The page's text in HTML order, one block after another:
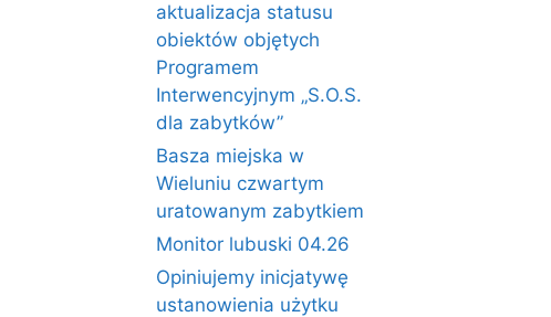
aktualizacja statusu
obiektów objętych
Programem
Interwencyjnym „S.O.S.
dla zabytków”
Basza miejska w
Wieluniu czwartym
uratowanym zabytkiem
Monitor lubuski 04.26
Opiniujemy inicjatywę
ustanowienia użytku